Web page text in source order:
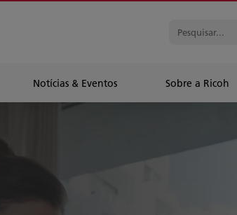
Notícias & Eventos Sobre a Ricoh